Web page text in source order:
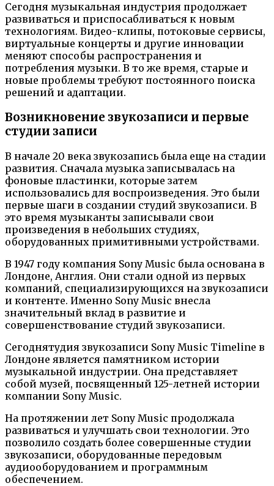
Сегодня музыкальная индустрия продолжает
развиваться и приспосабливаться к новым
технологиям. Видео-клипы, потоковые сервисы,
виртуальные концерты и другие инновации
меняют способы распространения и
потребления музыки. В то же время, старые и
новые проблемы требуют постоянного поиска
решений и адаптации.
Возникновение звукозаписи и первые
студии записи
В начале 20 века звукозапись была еще на стадии
развития. Сначала музыка записывалась на
фоновые пластинки, которые затем
использовались для воспроизведения. Это были
первые шаги в создании студий звукозаписи. В
это время музыканты записывали свои
произведения в небольших студиях,
оборудованных примитивными устройствами.
В 1947 году компания Sony Music была основана в
Лондоне, Англия. Они стали одной из первых
компаний, специализирующихся на звукозаписи
и контенте. Именно Sony Music внесла
значительный вклад в развитие и
совершенствование студий звукозаписи.
Сегоднятудия звукозаписи Sony Music Timeline в
Лондоне является памятником истории
музыкальной индустрии. Она представляет
собой музей, посвященный 125-летней истории
компании Sony Music.
На протяжении лет Sony Music продолжала
развиваться и улучшать свои технологии. Это
позволило создать более совершенные студии
звукозаписи, оборудованные передовым
аудиооборудованием и программным
обеспечением.